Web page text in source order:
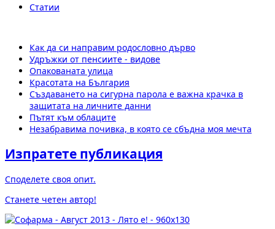
Статии
Как да си направим родословно дърво
Удръжки от пенсиите - видове
Опакованата улица
Красотата на България
Създаването на сигурна парола е важна крачка в
защитата на личните данни
Пътят към облаците
Незабравима почивка, в която се сбъдна моя мечта
Изпратете публикация
Споделете своя опит.
Станете четен автор!